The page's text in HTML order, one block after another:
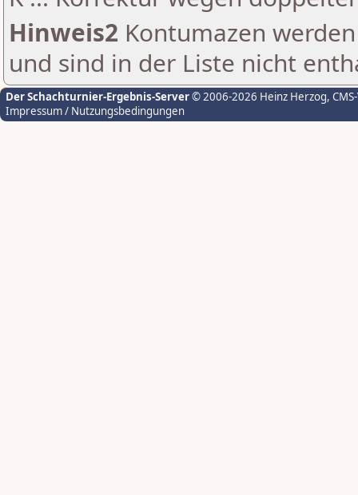
Hinweis2 Kontumazen
und sind in der Liste nicht
Der Schachturnier-Ergebnis-Server© 2006-2026 Heinz Herzog,
Impressum / Nutzungsbedingungen